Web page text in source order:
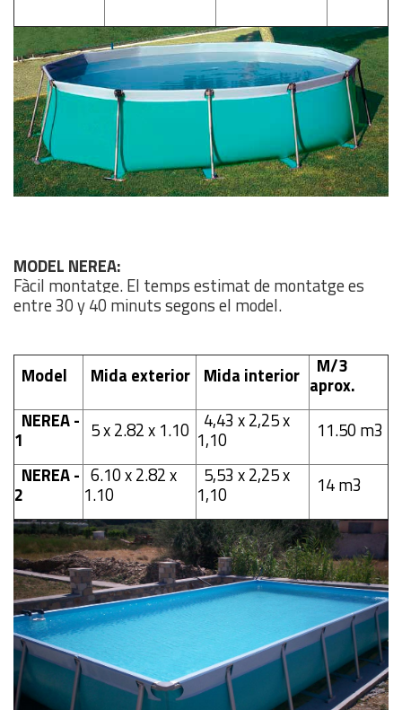
MODEL NEREA:
Fàcil montatge. El temps estimat de montatge es
entre 30 y 40 minuts segons el model.
Model Mida exterior Mida interior M/3
aprox.
NEREA -
1 5 x 2.82 x 1.10 4,43 x 2,25 x
1,10
11.50 m3
NEREA -
2
6.10 x 2.82 x
1.10
5,53 x 2,25 x
1,10 14 m3